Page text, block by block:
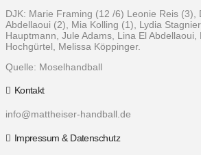
DJK: Marie Framing (12 /6) Leonie Reis (3),
Abdellaoui (2), Mia Kolling (1), Lydia Stagnier
Hauptmann, Jule Adams, Lina El Abdellaoui,
Hochgürtel, Melissa Köppinger.
Quelle: Moselhandball
Kontakt
info@mattheiser-handball.de
Impressum & Datenschutz